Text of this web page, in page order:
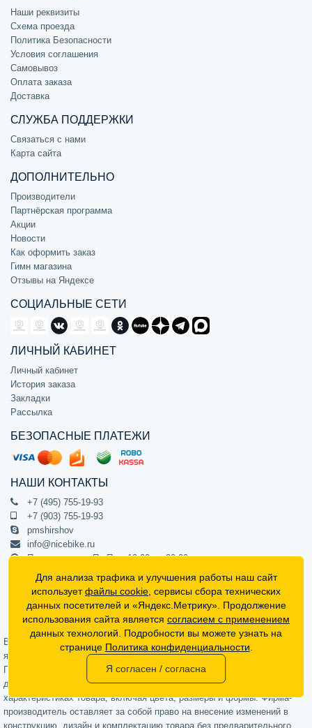
Наши реквизиты
Схема проезда
Политика Безопасности
Условия соглашения
Самовывоз
Оплата заказа
Доставка
СЛУЖБА ПОДДЕРЖКИ
Связаться с нами
Карта сайта
ДОПОЛНИТЕЛЬНО
Производители
Партнёрская программа
Акции
Новости
Как оформить заказ
Гимн магазина
Отзывы на Яндексе
СОЦИАЛЬНЫЕ СЕТИ
ЛИЧНЫЙ КАБИНЕТ
Личный кабинет
История заказа
Закладки
Рассылка
БЕЗОПАСНЫЕ ПЛАТЕЖИ
НАШИ КОНТАКТЫ
+7 (495) 755-19-93
+7 (903) 755-19-93
pmshirshov
info@nicebike.ru
Прием звонков Пн-Пт с 10:00 до 20:00
ПВЗ Пн-Пт с 10:00 до 20:00
г. Москва, ул. Барклая 13с1
подъезд 1, цокольный этаж, офис 1
Официальный интернет-магазин NiceBike © 2012 - 2026
Вся информация на сайте носит ознакомительный характер, не
является публичной офертой (определяемой положениями Статьи 437
Гражданского кодекса РФ) и не может в полной мере передавать
достоверную информацию о свойствах, комплектации и
характеристиках товара, включая цвета, размеры и формы. Фирма-
производитель оставляет за собой право на внесение изменений в
конструкцию, дизайн и комплектацию товара без предварительного
Для анализа трафика и улучшения работы наш сайт
используетфайлы cookie , сервисы сбора технических
данных посетителей и «Яндекс.Метрику». Продолжение
использования сайта является согласием с применением
данных технологий. Подробности вы можете узнать на
странице Политика конфиденциальности
Я согласен / согласна